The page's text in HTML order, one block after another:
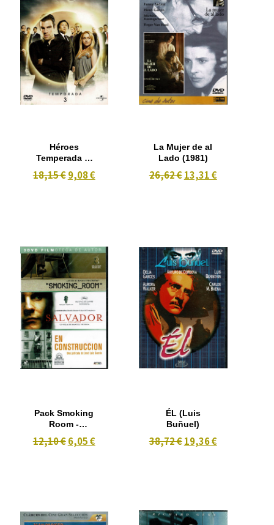
Héroes
Temperada 3ª
18,15 € 9,08 €
La Mujer de al
Lado (1981)
26,62 € 13,31 €
Pack Smoking
Room -
Construcion
12,10 € 6,05 €
ÉL (Luis
Buñuel)
38,72 € 19,36 €